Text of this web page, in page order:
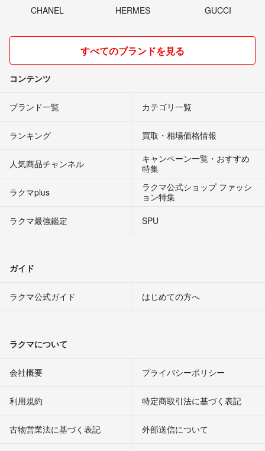
CHANEL HERMES GUCCI
すべてのブランドを見る
コンテンツ
ブランド一覧 カテゴリ一覧
ランキング 買取・相場価格情報
人気商品チャンネル
キャンペーン一覧・おすすめ
特集
ラクマplus
ラクマ公式ショップ ファッシ
ョン特集
ラクマ最強鑑定
SPU
ガイド
ラクマ公式ガイド はじめての方へ
ラクマについて
会社概要 プライバシーポリシー
利用規約 特定商取引法に基づく表記
古物営業法に基づく表記 外部送信について